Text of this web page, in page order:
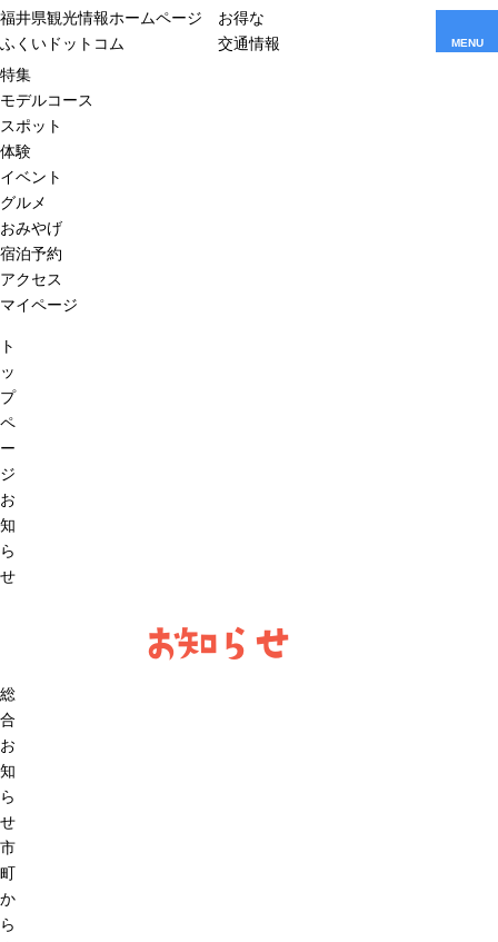
福井県観光情報ホームページ
ふくいドットコム
お得な
交通情報
MENU
特集
モデルコース
スポット
体験
イベント
グルメ
おみやげ
宿泊予約
アクセス
マイページ
ト
ッ
プ
ペ
ー
ジ
お
知
ら
せ
お知らせ
総
合
お
知
ら
せ
市
町
か
ら